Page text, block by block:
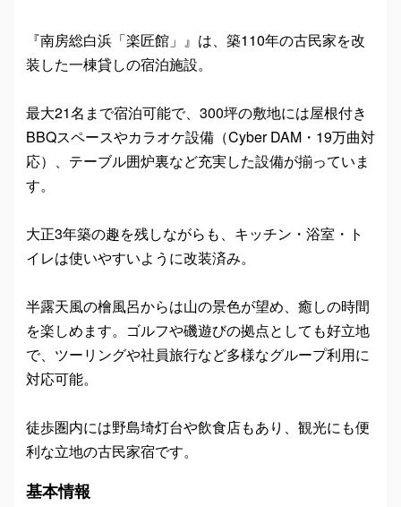
『南房総白浜「楽匠館」』は、築110年の古民家を改
装した一棟貸しの宿泊施設。
最大21名まで宿泊可能で、300坪の敷地には屋根付き
BBQスペースやカラオケ設備（Cyber DAM・19万曲対
応）、テーブル囲炉裏など充実した設備が揃っていま
す。
大正3年築の趣を残しながらも、キッチン・浴室・ト
イレは使いやすいように改装済み。
半露天風の檜風呂からは山の景色が望め、癒しの時間
を楽しめます。ゴルフや磯遊びの拠点としても好立地
で、ツーリングや社員旅行など多様なグループ利用に
対応可能。
徒歩圏内には野島埼灯台や飲食店もあり、観光にも便
利な立地の古民家宿です。
基本情報